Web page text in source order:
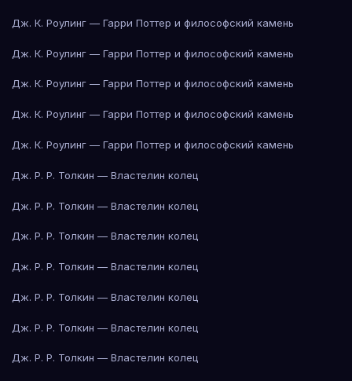
Дж. К. Роулинг — Гарри Поттер и философский камень
Дж. К. Роулинг — Гарри Поттер и философский камень
Дж. К. Роулинг — Гарри Поттер и философский камень
Дж. К. Роулинг — Гарри Поттер и философский камень
Дж. К. Роулинг — Гарри Поттер и философский камень
Дж. Р. Р. Толкин — Властелин колец
Дж. Р. Р. Толкин — Властелин колец
Дж. Р. Р. Толкин — Властелин колец
Дж. Р. Р. Толкин — Властелин колец
Дж. Р. Р. Толкин — Властелин колец
Дж. Р. Р. Толкин — Властелин колец
Дж. Р. Р. Толкин — Властелин колец